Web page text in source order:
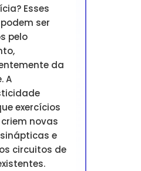
Esses
ser
pelo
da
A
exercícios
novas
e
circuitos de